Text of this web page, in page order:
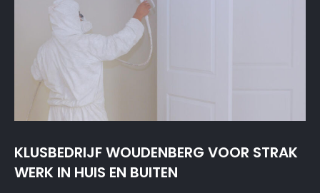
KLUSBEDRIJF WOUDENBERG VOOR STRAK
WERK IN HUIS EN BUITEN